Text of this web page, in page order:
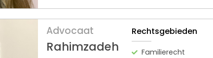
Advocaat
Rahimzadeh
Rechtsgebieden
Familierecht